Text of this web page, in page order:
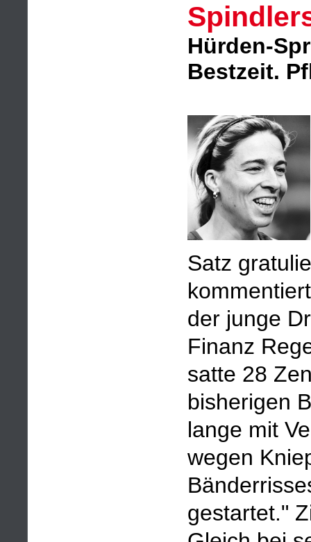
Hürden-
Bestzeit.
Satz
der junge
Finanz
satte 28
bisherigen
lange mit
wegen
gestartet."